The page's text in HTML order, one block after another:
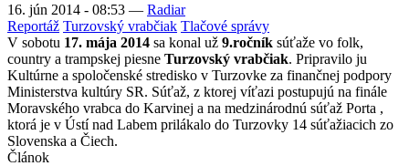
16. jún 2014 - 08:53 — Radiar
Reportáž Turzovský vrabčiak Tlačové správy
V sobotu 17. mája 2014 sa konal už 9.ročník súťaže vo folk,
country a trampskej piesne Turzovský vrabčiak. Pripravilo ju
Kultúrne a spoločenské stredisko v Turzovke za finančnej podpory
Ministerstva kultúry SR. Súťaž, z ktorej víťazi postupujú na finále
Moravského vrabca do Karvinej a na medzinárodnú súťaž Porta ,
ktorá je v Ústí nad Labem prilákalo do Turzovky 14 súťažiacich zo
Slovenska a Čiech.
Článok